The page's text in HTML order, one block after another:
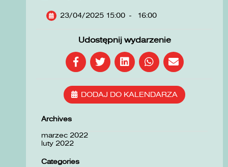
23/04/2025 15:00 - 16:00
Udostępnij wydarzenie
DODAJ DO KALENDARZA
Archives
marzec 2022
luty 2022
Categories